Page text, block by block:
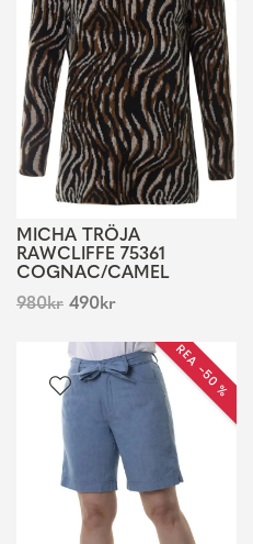
MICHA TRÖJA
RAWCLIFFE 75361
COGNAC/CAMEL
980kr 490kr
REA −50 %